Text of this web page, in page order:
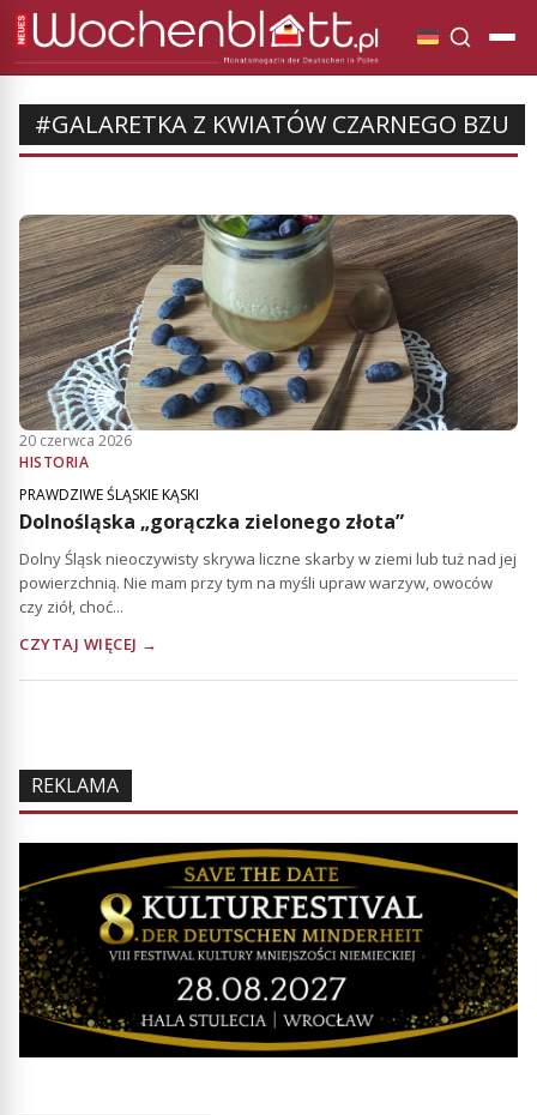
#GALARETKA Z KWIATÓW CZARNEGO BZU
20 czerwca 2026
HISTORIA
PRAWDZIWE ŚLĄSKIE KĄSKI
Dolnośląska „gorączka zielonego złota”
Dolny Śląsk nieoczywisty skrywa liczne skarby w ziemi lub tuż nad jej
powierzchnią. Nie mam przy tym na myśli upraw warzyw, owoców
czy ziół, choć...
CZYTAJ WIĘCEJ →
REKLAMA